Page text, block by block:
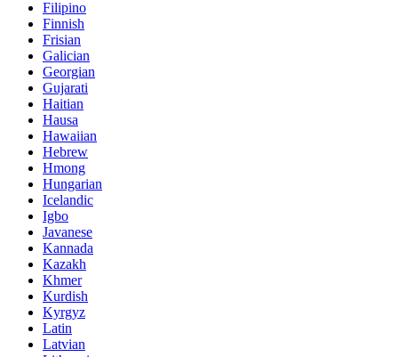
Filipino
Finnish
Frisian
Galician
Georgian
Gujarati
Haitian
Hausa
Hawaiian
Hebrew
Hmong
Hungarian
Icelandic
Igbo
Javanese
Kannada
Kazakh
Khmer
Kurdish
Kyrgyz
Latin
Latvian